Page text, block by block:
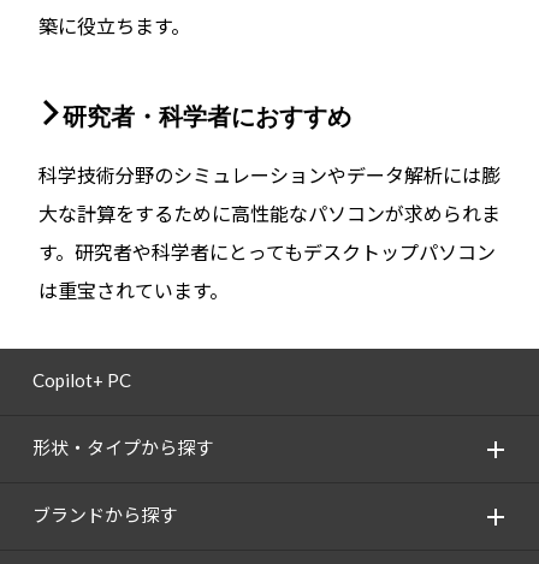
築に役立ちます。
研究者・科学者におすすめ
科学技術分野のシミュレーションやデータ解析には膨
大な計算をするために高性能なパソコンが求められま
す。研究者や科学者にとってもデスクトップパソコン
は重宝されています。
Copilot+ PC
形状・タイプから探す
ブランドから探す